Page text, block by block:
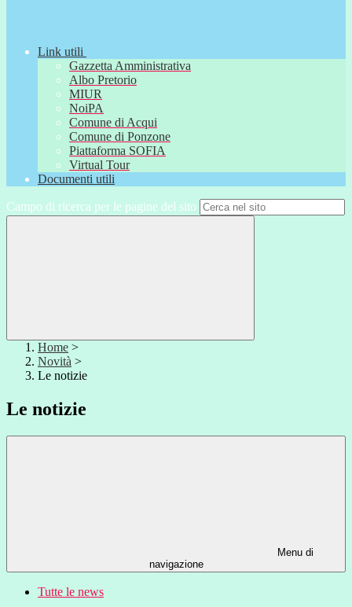
Link utili
Gazzetta Amministrativa
Albo Pretorio
MIUR
NoiPA
Comune di Acqui
Comune di Ponzone
Piattaforma SOFIA
Virtual Tour
Documenti utili
Campo di ricerca per le pagine del sito
Home >
Novità >
Le notizie
Le notizie
Menu di
navigazione
Tutte le news